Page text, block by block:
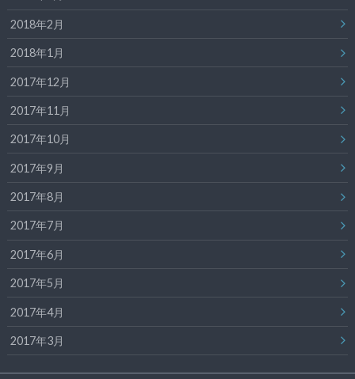
2018年2月
2018年1月
2017年12月
2017年11月
2017年10月
2017年9月
2017年8月
2017年7月
2017年6月
2017年5月
2017年4月
2017年3月